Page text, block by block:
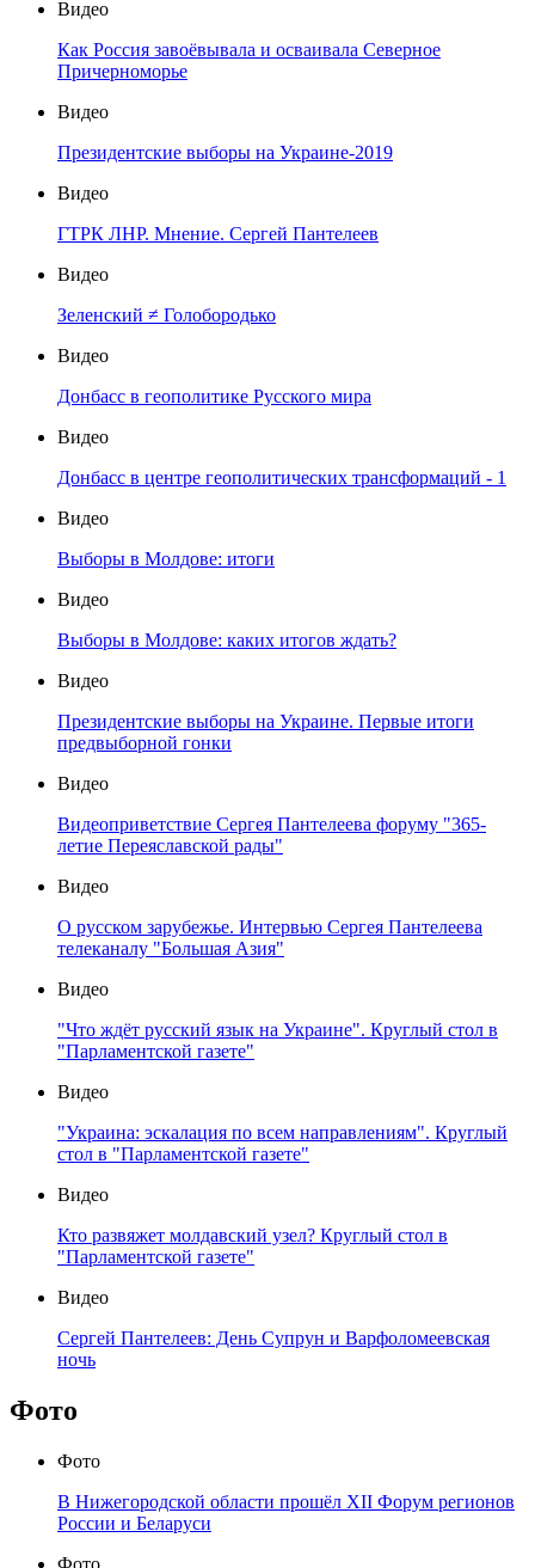
Видео
Как Россия завоёвывала и осваивала Северное
Причерноморье
Видео
Президентские выборы на Украине-2019
Видео
ГТРК ЛНР. Мнение. Сергей Пантелеев
Видео
Зеленский ≠ Голобородько
Видео
Донбасс в геополитике Русского мира
Видео
Донбасс в центре геополитических трансформаций - 1
Видео
Выборы в Молдове: итоги
Видео
Выборы в Молдове: каких итогов ждать?
Видео
Президентские выборы на Украине. Первые итоги
предвыборной гонки
Видео
Видеоприветствие Сергея Пантелеева форуму "365-
летие Переяславской рады"
Видео
О русском зарубежье. Интервью Сергея Пантелеева
телеканалу "Большая Азия"
Видео
"Что ждёт русский язык на Украине". Круглый стол в
"Парламентской газете"
Видео
"Украина: эскалация по всем направлениям". Круглый
стол в "Парламентской газете"
Видео
Кто развяжет молдавский узел? Круглый стол в
"Парламентской газете"
Видео
Сергей Пантелеев: День Супрун и Варфоломеевская
ночь
Фото
Фото
В Нижегородской области прошёл XII Форум регионов
России и Беларуси